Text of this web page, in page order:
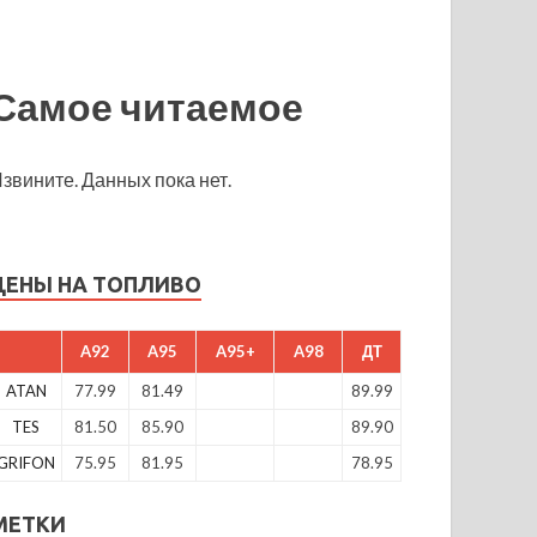
читаемое
Данных пока нет.
НА ТОПЛИВО
A92 A95 A95+ A98 ДТ
ATAN 77.99 81.49
89.99
TES
81.50 85.90
89.90
75.95 81.95 78.95